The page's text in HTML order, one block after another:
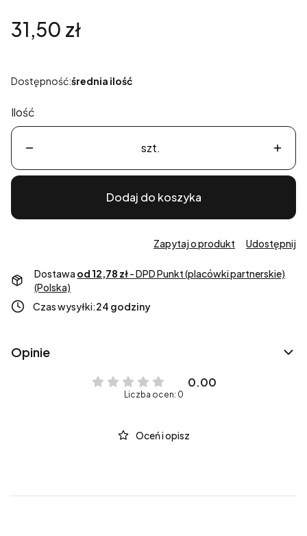
Cena
31,50 zł
Dostępność:średnia ilość
Ilość
szt.
Dodaj do koszyka
Zapytaj o produkt Udostępnij
Dostawa od 12,78 zł- DPD Punkt (placówki partnerskie)
(Polska)
Czas wysyłki:24 godziny
Opinie
0.00
Liczba ocen: 0
Oceń i opisz